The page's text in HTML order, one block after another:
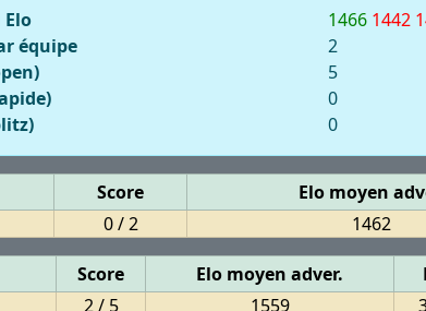
1466 1442
équipe
2
5
0
0
Score Elo moyen
0 / 2 1462
Score Elo moyen adver.
2 / 5 1559